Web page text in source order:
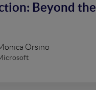
Beyond
Orsino